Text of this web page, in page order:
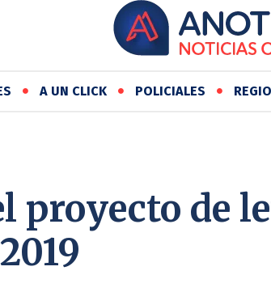
A UN CLICK POLICIALES
proyecto de